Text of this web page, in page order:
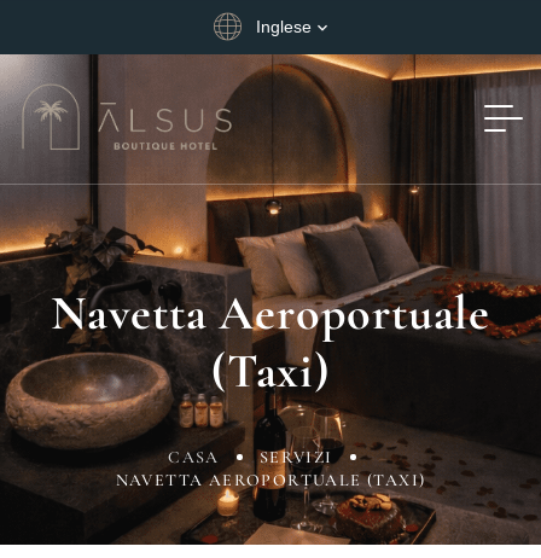
Inglese
Navetta Aeroportuale
(taxi)
CASA
SERVIZI
NAVETTA AEROPORTUALE (TAXI)